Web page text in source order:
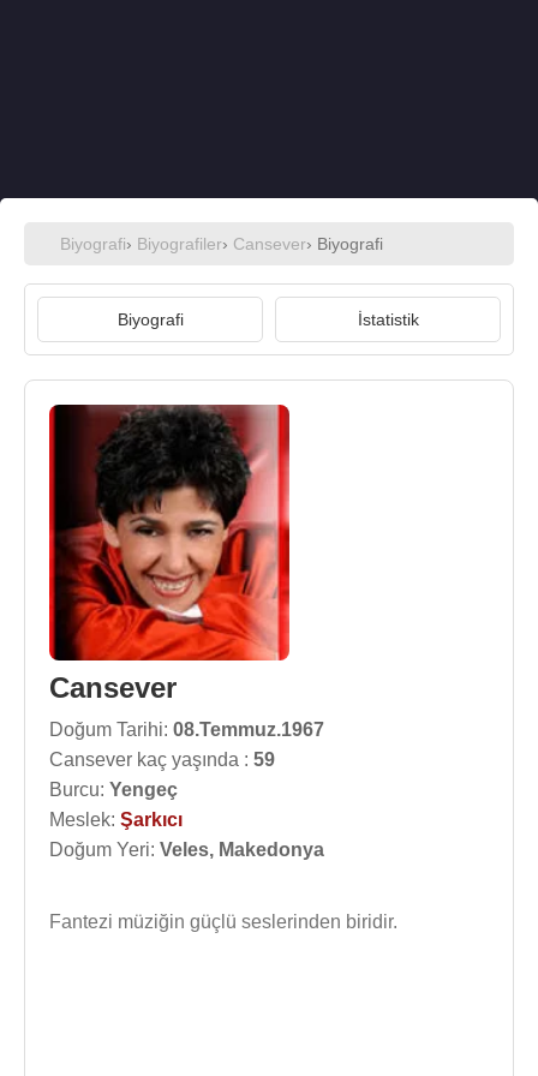
Biyografi› Biyografiler› Cansever› Biyografi
Biyografi İstatistik
Cansever
Doğum Tarihi: 08.Temmuz.1967
Cansever kaç yaşında : 59
Burcu: Yengeç
Meslek: Şarkıcı
Doğum Yeri: Veles, Makedonya
Fantezi müziğin güçlü seslerinden biridir.